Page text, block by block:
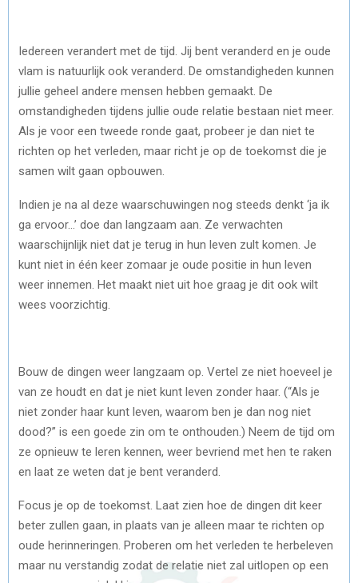
Iedereen verandert met de tijd. Jij bent veranderd en je oude
vlam is natuurlijk ook veranderd. De omstandigheden kunnen
jullie geheel andere mensen hebben gemaakt. De
omstandigheden tijdens jullie oude relatie bestaan niet meer.
Als je voor een tweede ronde gaat, probeer je dan niet te
richten op het verleden, maar richt je op de toekomst die je
samen wilt gaan opbouwen.
Indien je na al deze waarschuwingen nog steeds denkt ‘ja ik
ga ervoor…’ doe dan langzaam aan. Ze verwachten
waarschijnlijk niet dat je terug in hun leven zult komen. Je
kunt niet in één keer zomaar je oude positie in hun leven
weer innemen. Het maakt niet uit hoe graag je dit ook wilt
wees voorzichtig.
Bouw de dingen weer langzaam op. Vertel ze niet hoeveel je
van ze houdt en dat je niet kunt leven zonder haar. (“Als je
niet zonder haar kunt leven, waarom ben je dan nog niet
dood?” is een goede zin om te onthouden.) Neem de tijd om
ze opnieuw te leren kennen, weer bevriend met hen te raken
en laat ze weten dat je bent veranderd.
Focus je op de toekomst. Laat zien hoe de dingen dit keer
beter zullen gaan, in plaats van je alleen maar te richten op
oude herinneringen. Proberen om het verleden te herbeleven
maar nu verstandig zodat de relatie niet zal uitlopen op een